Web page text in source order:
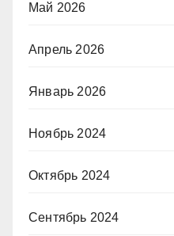
Май 2026
Апрель 2026
Январь 2026
Ноябрь 2024
Октябрь 2024
Сентябрь 2024